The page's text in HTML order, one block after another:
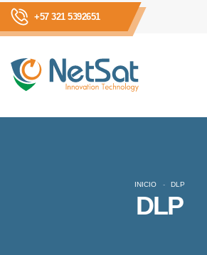
+57 321 5392651
DLP
INICIO DLP